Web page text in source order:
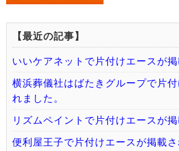
【最近の記事】
いいケアネットで片付けエースが掲
横浜葬儀社はばたきグループで片
れました。
リズムペイントで片付けエースが掲
便利屋王子で片付けエースが掲載さ